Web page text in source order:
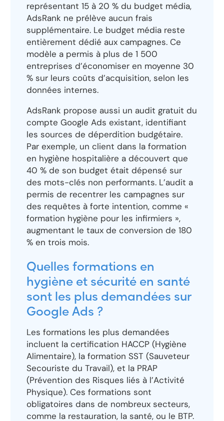
représentant 15 à 20 % du budget média,
AdsRank ne prélève aucun frais
supplémentaire. Le budget média reste
entièrement dédié aux campagnes. Ce
modèle a permis à plus de 1 500
entreprises d’économiser en moyenne 30
% sur leurs coûts d’acquisition, selon les
données internes.
AdsRank propose aussi un audit gratuit du
compte Google Ads existant, identifiant
les sources de déperdition budgétaire.
Par exemple, un client dans la formation
en hygiène hospitalière a découvert que
40 % de son budget était dépensé sur
des mots-clés non performants. L’audit a
permis de recentrer les campagnes sur
des requêtes à forte intention, comme «
formation hygiène pour les infirmiers »,
augmentant le taux de conversion de 180
% en trois mois.
Quelles formations en
hygiène et sécurité en santé
sont les plus demandées sur
Google Ads ?
Les formations les plus demandées
incluent la certification HACCP (Hygiène
Alimentaire), la formation SST (Sauveteur
Secouriste du Travail), et la PRAP
(Prévention des Risques liés à l’Activité
Physique). Ces formations sont
obligatoires dans de nombreux secteurs,
comme la restauration, la santé, ou le BTP.